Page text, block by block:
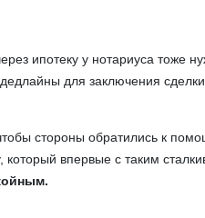
ипотеку у нотариуса тоже
для заключения
стороны обратились к
впервые с таким